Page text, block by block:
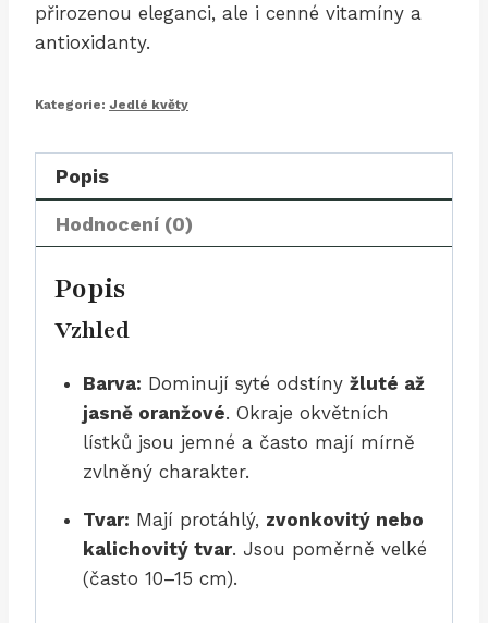
přirozenou eleganci, ale i cenné vitamíny a
antioxidanty.
Kategorie: Jedlé květy
Popis
Hodnocení (0)
Popis
Vzhled
Barva: Dominují syté odstíny žluté až
jasně oranžové. Okraje okvětních
lístků jsou jemné a často mají mírně
zvlněný charakter.
Tvar: Mají protáhlý, zvonkovitý nebo
kalichovitý tvar. Jsou poměrně velké
(často 10–15 cm).